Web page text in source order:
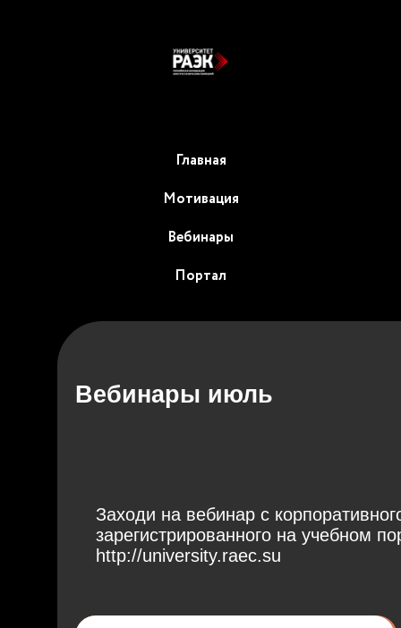
Главная
Мотивация
Вебинары
Портал
Заходи на вебинар с
зарегистрированного на учебном
http://university.raec.su
Вебинары июль